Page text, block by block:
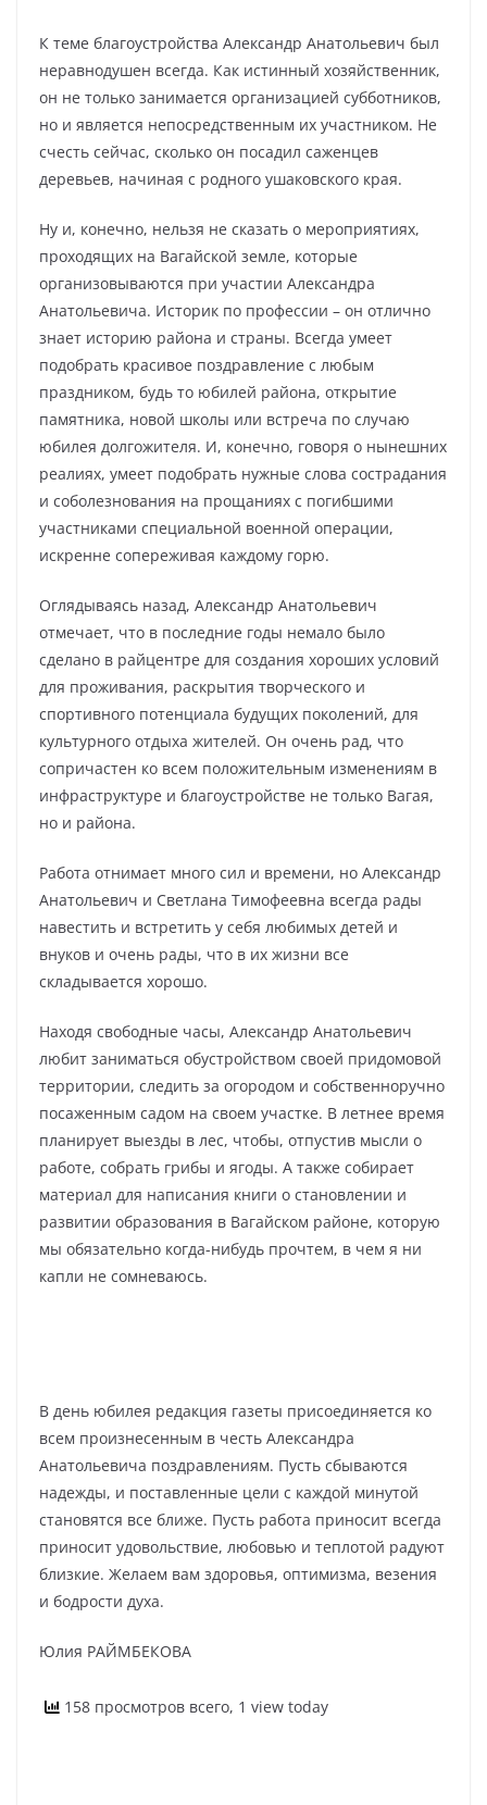
К теме благоустройства Александр Анатольевич был
неравнодушен всегда. Как истинный хозяйственник,
он не только занимается организацией субботников,
но и является непосредственным их участником. Не
счесть сейчас, сколько он посадил саженцев
деревьев, начиная с родного ушаковского края.
Ну и, конечно, нельзя не сказать о мероприятиях,
проходящих на Вагайской земле, которые
организовываются при участии Александра
Анатольевича. Историк по профессии – он отлично
знает историю района и страны. Всегда умеет
подобрать красивое поздравление с любым
праздником, будь то юбилей района, открытие
памятника, новой школы или встреча по случаю
юбилея долгожителя. И, конечно, говоря о нынешних
реалиях, умеет подобрать нужные слова сострадания
и соболезнования на прощаниях с погибшими
участниками специальной военной операции,
искренне сопереживая каждому горю.
Оглядываясь назад, Александр Анатольевич
отмечает, что в последние годы немало было
сделано в райцентре для создания хороших условий
для проживания, раскрытия творческого и
спортивного потенциала будущих поколений, для
культурного отдыха жителей. Он очень рад, что
сопричастен ко всем положительным изменениям в
инфраструктуре и благоустройстве не только Вагая,
но и района.
Работа отнимает много сил и времени, но Александр
Анатольевич и Светлана Тимофеевна всегда рады
навестить и встретить у себя любимых детей и
внуков и очень рады, что в их жизни все
складывается хорошо.
Находя свободные часы, Александр Анатольевич
любит заниматься обустройством своей придомовой
территории, следить за огородом и собственноручно
посаженным садом на своем участке. В летнее время
планирует выезды в лес, чтобы, отпустив мысли о
работе, собрать грибы и ягоды. А также собирает
материал для написания книги о становлении и
развитии образования в Вагайском районе, которую
мы обязательно когда-нибудь прочтем, в чем я ни
капли не сомневаюсь.
В день юбилея редакция газеты присоединяется ко
всем произнесенным в честь Александра
Анатольевича поздравлениям. Пусть сбываются
надежды, и поставленные цели с каждой минутой
становятся все ближе. Пусть работа приносит всегда
приносит удовольствие, любовью и теплотой радуют
близкие. Желаем вам здоровья, оптимизма, везения
и бодрости духа.
Юлия РАЙМБЕКОВА
158 просмотров всего, 1 view today